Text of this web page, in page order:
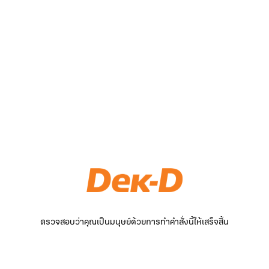
ตรวจสอบว่าคุณเป็นมนุษย์ด้วยการทำคำสั่งนี้ให้เสร็จสิ้น